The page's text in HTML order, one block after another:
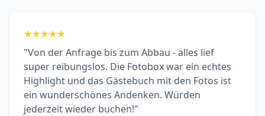
★★★★★
"Von der Anfrage bis zum Abbau - alles lief
super reibungslos. Die Fotobox war ein echtes
Highlight und das Gästebuch mit den Fotos ist
ein wunderschönes Andenken. Würden
jederzeit wieder buchen!"